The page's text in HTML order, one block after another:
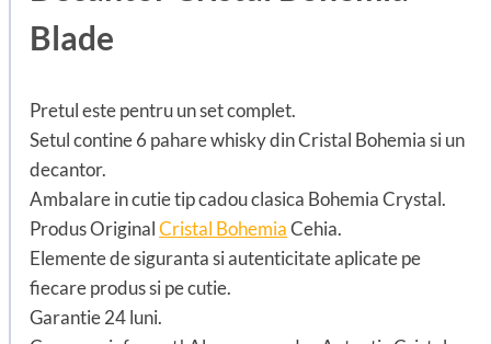
Blade
Pretul este pentru un set complet.
Setul contine 6 pahare whisky din Cristal Bohemia si un
decantor.
Ambalare in cutie tip cadou clasica Bohemia Crystal.
Produs OriginalCristal BohemiaCehia.
Elemente de siguranta si autenticitate aplicate pe
fiecare produs si pe cutie.
Garantie 24 luni.